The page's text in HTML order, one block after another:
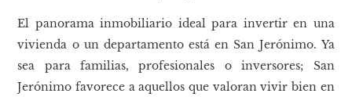
El panorama inmobiliario ideal para invertir en una
vivienda o un departamento está en San Jerónimo. Ya
sea para familias, profesionales o inversores; San
Jerónimo favorece a aquellos que valoran vivir bien en